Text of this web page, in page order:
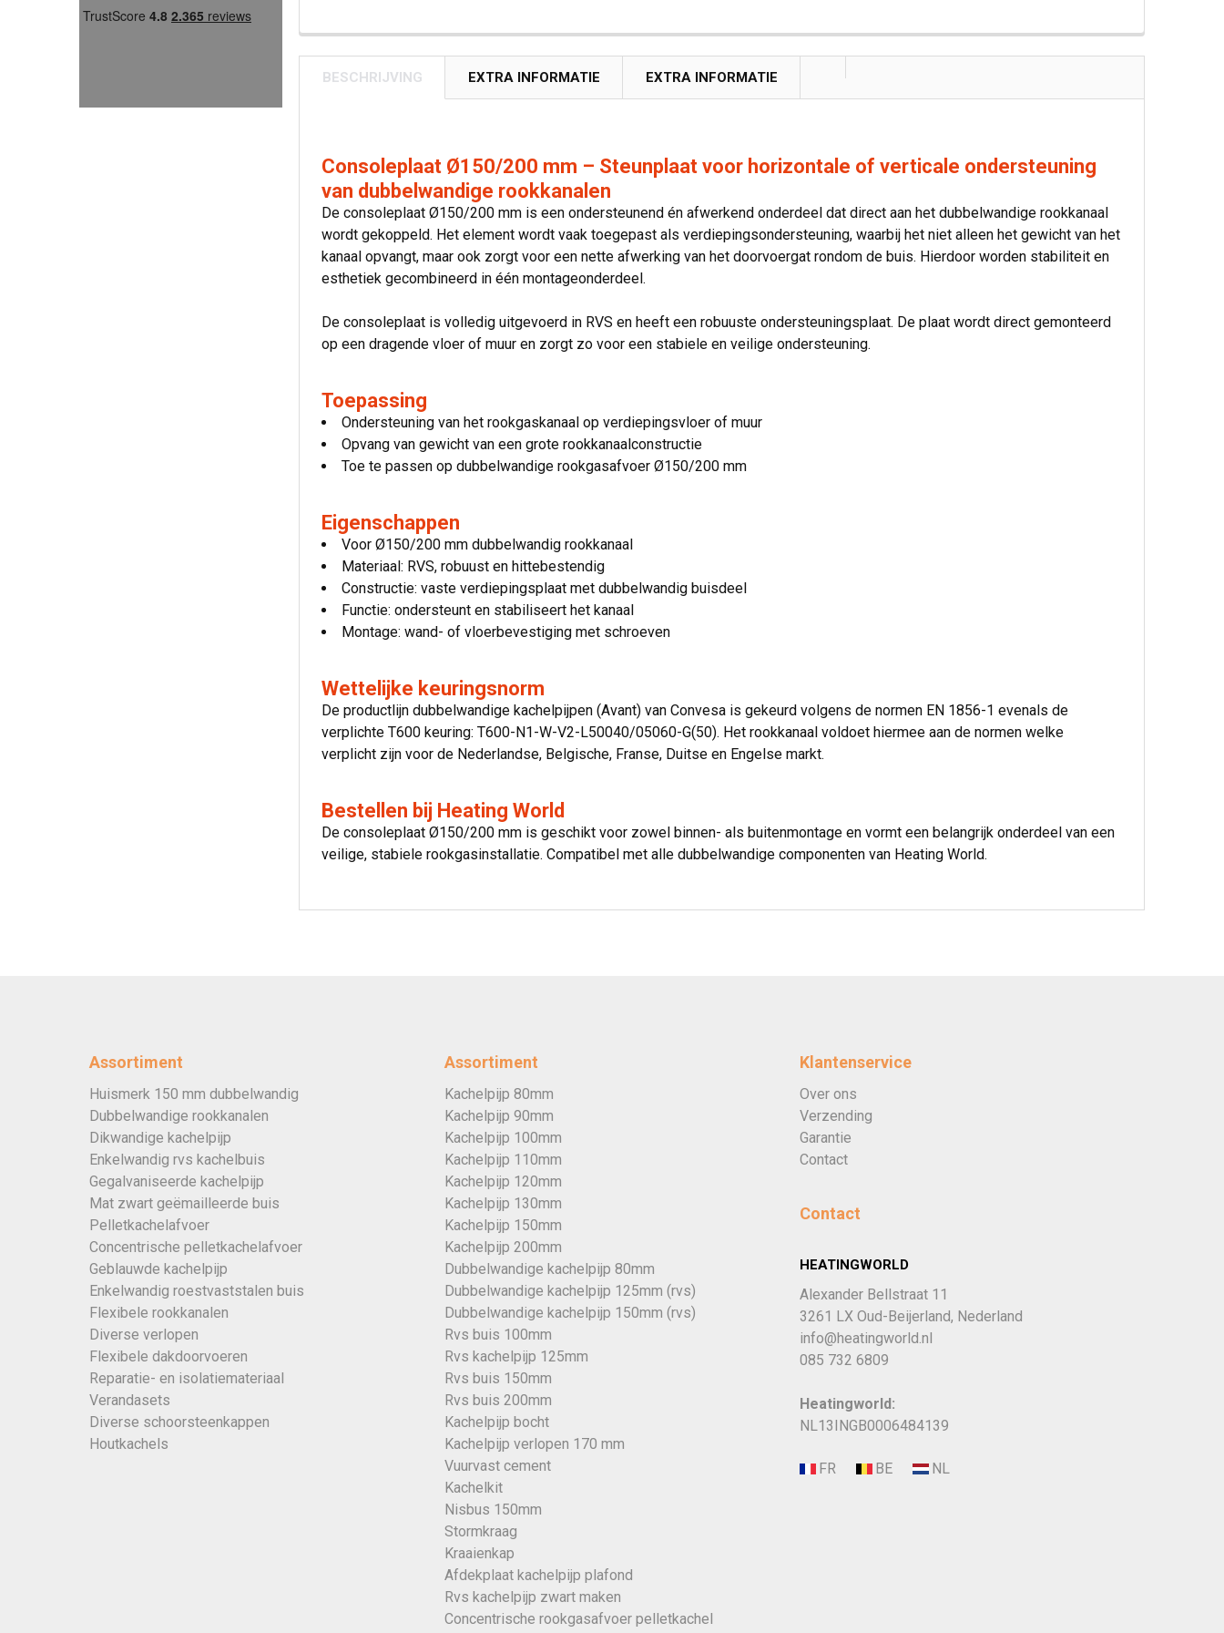
BESCHRIJVING EXTRA INFORMATIE EXTRA INFORMATIE
Consoleplaat Ø150/200 mm – Steunplaat voor horizontale of verticale ondersteuning
van dubbelwandige rookkanalen
De consoleplaat Ø150/200 mm is een ondersteunend én afwerkend onderdeel dat direct aan het dubbelwandige rookkanaal
wordt gekoppeld. Het element wordt vaak toegepast als verdiepingsondersteuning, waarbij het niet alleen het gewicht van het
kanaal opvangt, maar ook zorgt voor een nette afwerking van het doorvoergat rondom de buis. Hierdoor worden stabiliteit en
esthetiek gecombineerd in één montageonderdeel.
De consoleplaat is volledig uitgevoerd in RVS en heeft een robuuste ondersteuningsplaat. De plaat wordt direct gemonteerd
op een dragende vloer of muur en zorgt zo voor een stabiele en veilige ondersteuning.
Toepassing
Ondersteuning van het rookgaskanaal op verdiepingsvloer of muur
Opvang van gewicht van een grote rookkanaalconstructie
Toe te passen op dubbelwandige rookgasafvoer Ø150/200 mm
Eigenschappen
Voor Ø150/200 mm dubbelwandig rookkanaal
Materiaal: RVS, robuust en hittebestendig
Constructie: vaste verdiepingsplaat met dubbelwandig buisdeel
Functie: ondersteunt en stabiliseert het kanaal
Montage: wand- of vloerbevestiging met schroeven
Wettelijke keuringsnorm
De productlijn dubbelwandige kachelpijpen (Avant) van Convesa is gekeurd volgens de normen EN 1856-1 evenals de
verplichte T600 keuring: T600-N1-W-V2-L50040/05060-G(50). Het rookkanaal voldoet hiermee aan de normen welke
verplicht zijn voor de Nederlandse, Belgische, Franse, Duitse en Engelse markt.
Bestellen bij Heating World
De consoleplaat Ø150/200 mm is geschikt voor zowel binnen- als buitenmontage en vormt een belangrijk onderdeel van een
veilige, stabiele rookgasinstallatie. Compatibel met alle dubbelwandige componenten van Heating World.
Assortiment
Huismerk 150 mm dubbelwandig
Dubbelwandige rookkanalen
Dikwandige kachelpijp
Enkelwandig rvs kachelbuis
Gegalvaniseerde kachelpijp
Mat zwart geëmailleerde buis
Pelletkachelafvoer
Concentrische pelletkachelafvoer
Geblauwde kachelpijp
Enkelwandig roestvaststalen buis
Flexibele rookkanalen
Diverse verlopen
Flexibele dakdoorvoeren
Reparatie- en isolatiemateriaal
Verandasets
Diverse schoorsteenkappen
Houtkachels
Assortiment
Kachelpijp 80mm
Kachelpijp 90mm
Kachelpijp 100mm
Kachelpijp 110mm
Kachelpijp 120mm
Kachelpijp 130mm
Kachelpijp 150mm
Kachelpijp 200mm
Dubbelwandige kachelpijp 80mm
Dubbelwandige kachelpijp 125mm (rvs)
Dubbelwandige kachelpijp 150mm (rvs)
Rvs buis 100mm
Rvs kachelpijp 125mm
Rvs buis 150mm
Rvs buis 200mm
Kachelpijp bocht
Kachelpijp verlopen 170 mm
Vuurvast cement
Kachelkit
Nisbus 150mm
Stormkraag
Kraaienkap
Afdekplaat kachelpijp plafond
Rvs kachelpijp zwart maken
Concentrische rookgasafvoer pelletkachel
Klantenservice
Over ons
Verzending
Garantie
Contact
Contact
HEATINGWORLD
Alexander Bellstraat 11
3261 LX Oud-Beijerland, Nederland
info@heatingworld.nl
085 732 6809
Heatingworld:
NL13INGB0006484139